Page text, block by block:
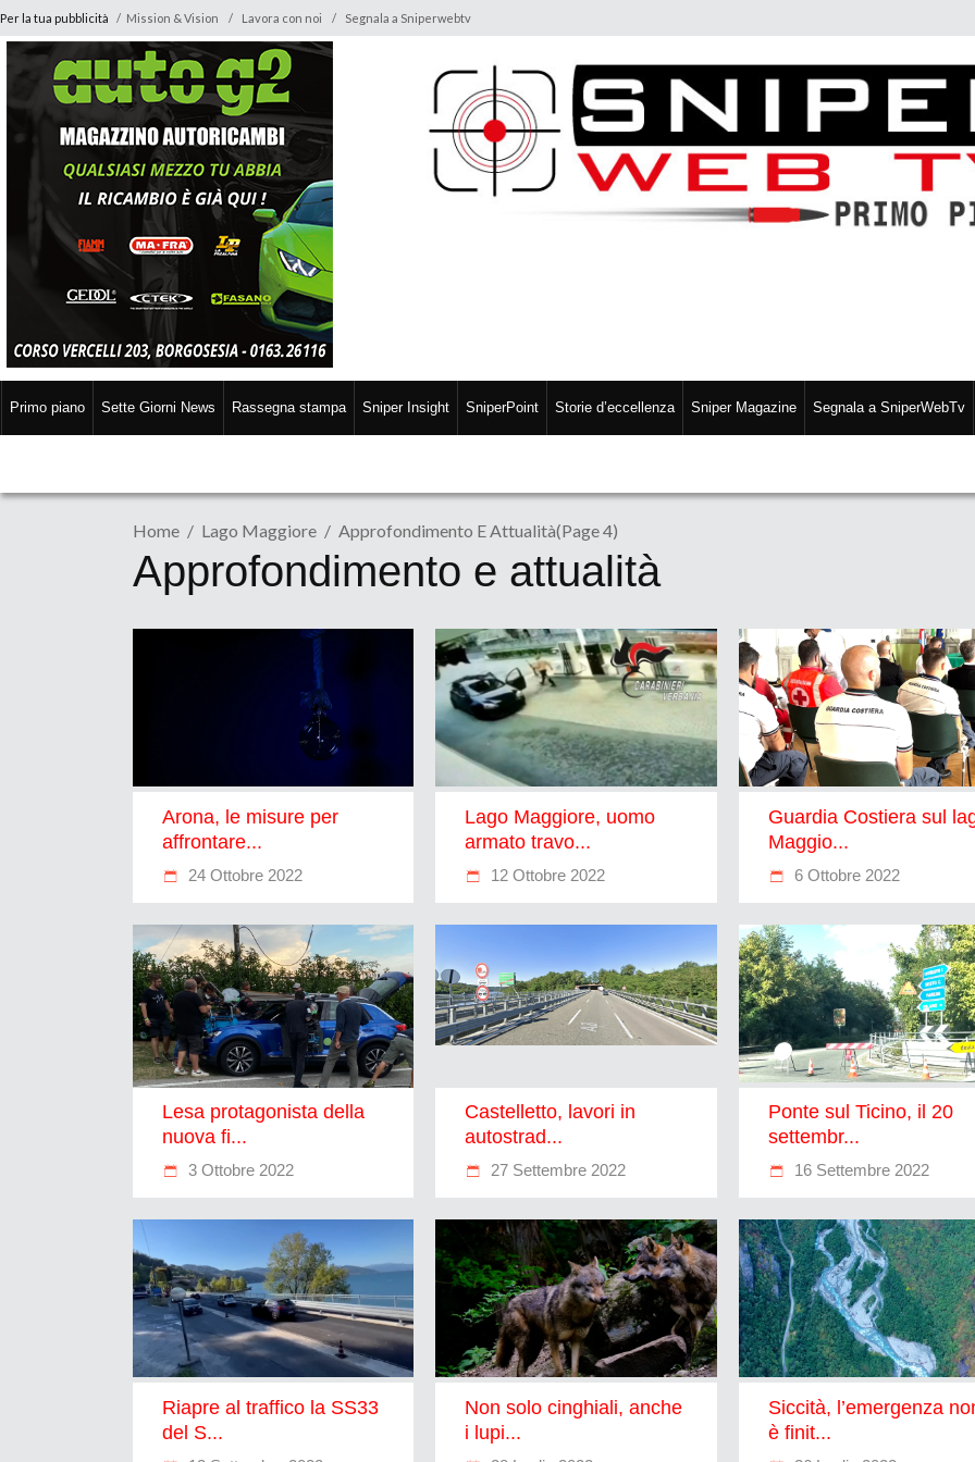
Per la tua pubblicità / Mission & Vision Lavora con noi Segnala a Sniperwebtv
Primo piano Sette Giorni News Rassegna stampa Sniper Insight SniperPoint Storie d’eccellenza Sniper Magazine Segnala a SniperWebTv
Home Lago Maggiore Approfondimento E Attualità(Page 4)
Approfondimento e attualità
Arona, le misure per
affrontare...
24 Ottobre 2022
Lago Maggiore, uomo
armato travo...
12 Ottobre 2022
Guardia Costiera sul
Maggio...
6 Ottobre 2022
Lesa protagonista della
nuova fi...
3 Ottobre 2022
Castelletto, lavori in
autostrad...
27 Settembre 2022
Ponte sul Ticino, il 20
settembr...
16 Settembre 2022
Riapre al traffico la SS33
del S...
Non solo cinghiali, anche
i lupi...
Siccità, l’emergenza
è finit...